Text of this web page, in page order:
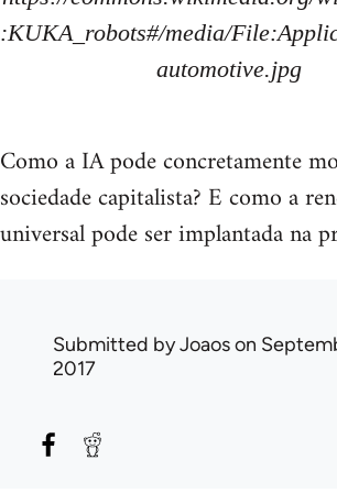
:KUKA_robots#/media/
automotive.jpg
Como a IA pode concretamente
sociedade capitalista? E como a
universal pode ser implantada na
Submitted byJoaoson
2017